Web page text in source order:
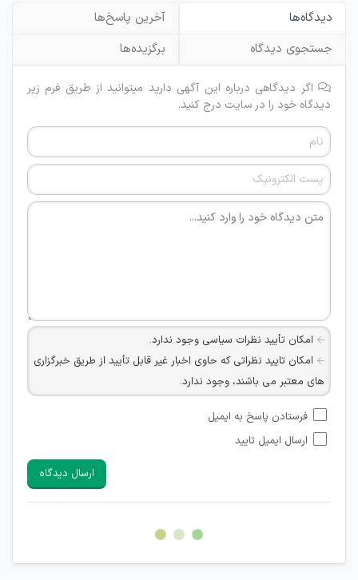
دیدگاه‌ها
آخرین پاسخ‌ها
جستجوی دیدگاه
برگزیده‌ها
اگر دیدگاهی درباره این آگهی دارید میتوانید از طریق فرم زیر
دیدگاه خود را در سایت درج کنید.
امکان تأیید نظرات سیاسی وجود ندارد.
امکان تایید نظراتی که حاوی اخبار غیر قابل تأیید از طریق خبرگزاری
های معتبر می باشند، وجود ندارد.
شبکه های مجازی ارتباطی می باشند وجود ندارد.
امکان تأیید نظرات کاربرانی که به هر طریقی قصد مأیوس کردن
هرگونه تحریک، تحقیر و کنایه به سایر افراد (مسئول و غیر مسئول)
غیر مجاز می باشد.
امکان هماهنگی برای هرگونه ملاقات حضوری چه به صورت دسته
فرستادن پاسخ به ایمیل
ارسال ایمیل تایید
ارسال دیدگاه